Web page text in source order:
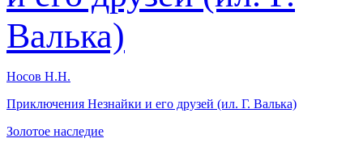
Носов Н.Н.
Приключения Незнайки и его друзей (ил. Г. Валька)
Золотое наследие